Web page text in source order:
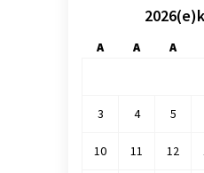
A A A
3 4 5
10 11 12